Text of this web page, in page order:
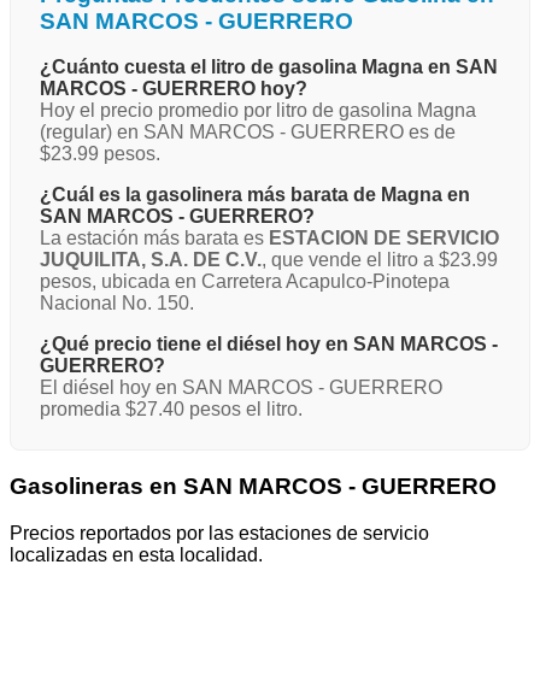
SAN MARCOS - GUERRERO
¿Cuánto cuesta el litro de gasolina Magna en SAN
MARCOS - GUERRERO hoy?
Hoy el precio promedio por litro de gasolina Magna
(regular) en SAN MARCOS - GUERRERO es de
$23.99 pesos.
¿Cuál es la gasolinera más barata de Magna en
SAN MARCOS - GUERRERO?
La estación más barata es ESTACION DE SERVICIO
JUQUILITA, S.A. DE C.V., que vende el litro a $23.99
pesos, ubicada en Carretera Acapulco-Pinotepa
Nacional No. 150.
¿Qué precio tiene el diésel hoy en SAN MARCOS -
GUERRERO?
El diésel hoy en SAN MARCOS - GUERRERO
promedia $27.40 pesos el litro.
Gasolineras en SAN MARCOS - GUERRERO
Precios reportados por las estaciones de servicio
localizadas en esta localidad.